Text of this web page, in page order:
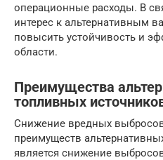
операционные расходы. В
интерес к альтернативным
повысить устойчивость и
области.
Преимущества
топливных
Снижение вредных
преимуществ
является снижение